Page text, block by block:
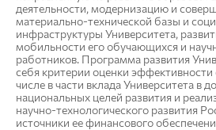
деятельности, модернизацию и
материально-технической базы и
инфраструктуры Университета,
мобильности его обучающихся и
работников. Программа развития
себя критерии оценки эффективности
числе в части вклада Университета в
национальных целей развития и
научно-технологического развития
источники ее финансового